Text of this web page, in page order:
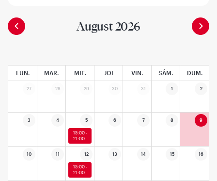
August 2026
LUN. MAR. MIE. JOI VIN. SÂM. DUM.
27 28 29 30 31 1 2
3 4 5 6 7 8 9
15:00 -
21:00
10 11 12 13 14 15 16
15:00 -
21:00